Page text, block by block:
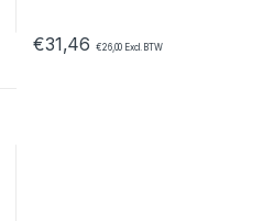
€31,46 €26,00 Excl. BTW